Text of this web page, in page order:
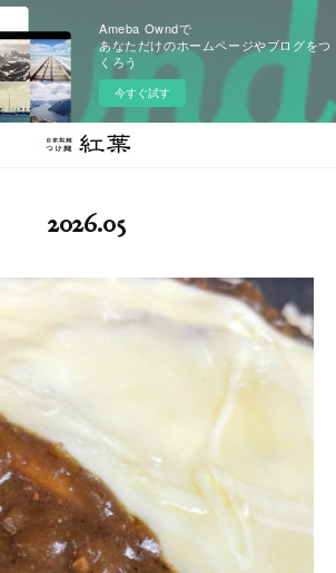
Ameba Owndで
あなただけのホームページやブログをつ
くろう
今すぐ試す
2026.05